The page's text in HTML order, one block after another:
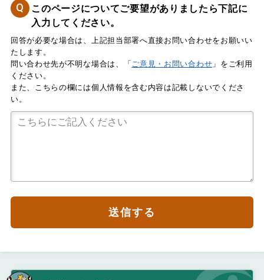
Q
このページについてご要望がありましたら下記に
入力してください。
回答が必要な場合は、上記担当部署へ直接お問い合わせをお願いい
たします。
問い合わせ先が不明な場合は、「 ご意見・お問い合わせ 」をご利用
ください。
また、こちらの欄には個人情報を含む内容は記載しないでくださ
い。
送信する